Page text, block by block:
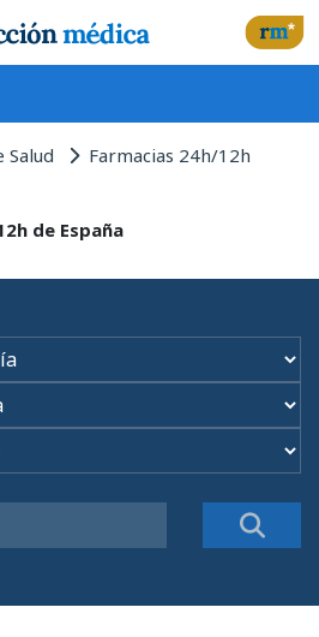
Salud Farmacias 24h/12h
de España